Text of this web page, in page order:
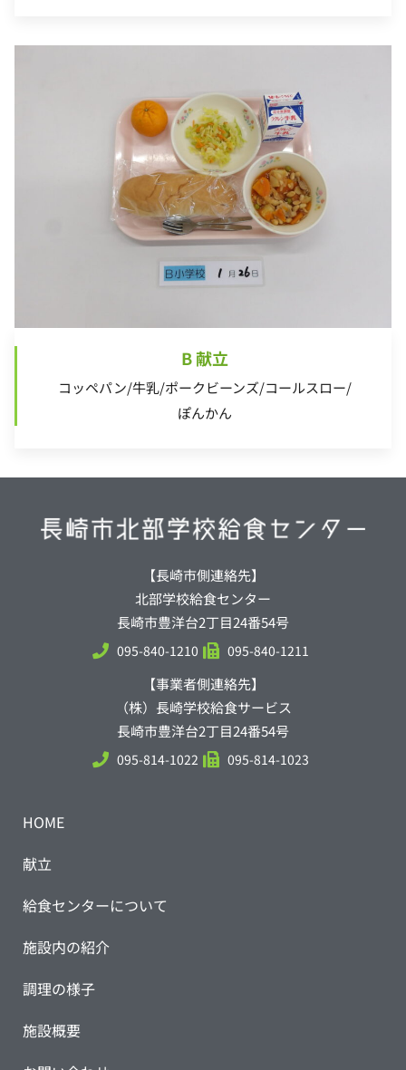
B 献立
コッペパン/牛乳/ポークビーンズ/コールスロー/
ぽんかん
【長崎市側連絡先】
北部学校給食センター
長崎市豊洋台2丁目24番54号
095-840-1210 095-840-1211
【事業者側連絡先】
（株）長崎学校給食サービス
長崎市豊洋台2丁目24番54号
095-814-1022 095-814-1023
HOME
献立
給食センターについて
施設内の紹介
調理の様子
施設概要